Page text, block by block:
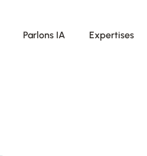
Parlons IA Expertises